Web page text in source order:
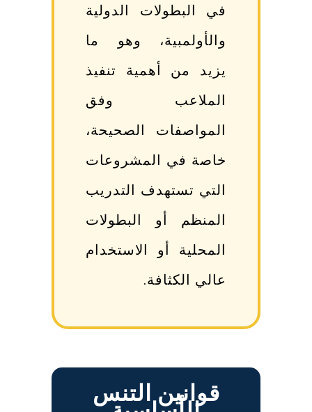
في البطولات الدولية
والأولمبية، وهو ما
يزيد من أهمية تنفيذ
الملاعب وفق
المواصفات الصحيحة،
خاصة في المشروعات
التي تستهدف التدريب
المنظم أو البطولات
المحلية أو الاستخدام
عالي الكثافة.
قوانين التنس